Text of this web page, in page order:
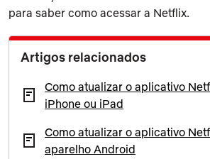
para saber como acessar a Netflix.
Artigos relacionados
Como atualizar o aplicativo
iPhone ou iPad
Como atualizar o aplicativo
aparelho Android